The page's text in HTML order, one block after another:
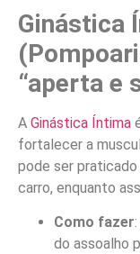
Ginástica
“aperta e
A Ginástica Íntima
fortalecer a
pode ser praticado
carro, enquanto
Como fazer
do assoalho